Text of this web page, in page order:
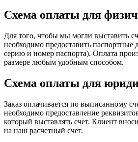
Схема оплаты для
Для того, чтобы мы могли выставить
необходимо предоставить
серию и номер паспорта). Оплата
размере любым удобным способом.
Схема оплаты для
Заказ оплачивается по выписанному
необходимо предоставление
который выставлять счет. Клиент
на наш расчетный счет.